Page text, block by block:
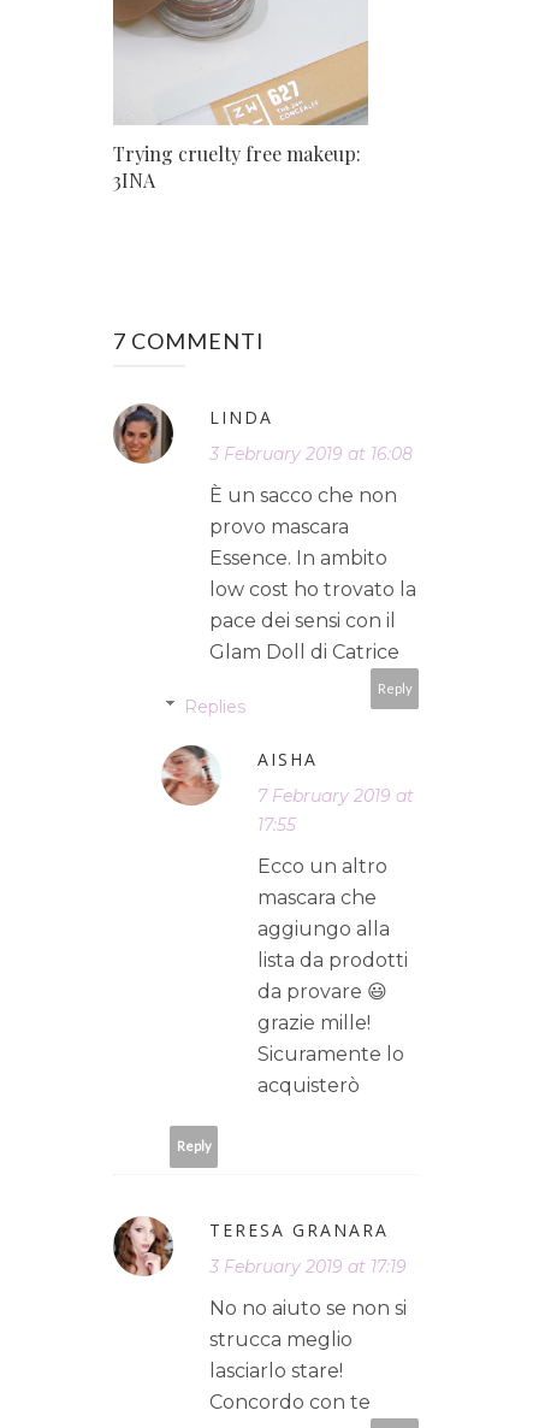
Trying cruelty free makeup:
3INA
7 COMMENTI
LINDA
3 February 2019 at 16:08
È un sacco che non
provo mascara
Essence. In ambito
low cost ho trovato la
pace dei sensi con il
Glam Doll di Catrice
Reply
Replies
AISHA
7 February 2019 at
17:55
Ecco un altro
mascara che
aggiungo alla
lista da prodotti
da provare 😃
grazie mille!
Sicuramente lo
acquisterò
Reply
TERESA GRANARA
3 February 2019 at 17:19
No no aiuto se non si
strucca meglio
lasciarlo stare!
Concordo con te